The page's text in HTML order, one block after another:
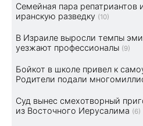
Семейная пара репатриантов
иранскую разведку (10)
В Израиле выросли темпы
уезжают профессионалы (9)
Бойкот в школе привел к
Родители подали
Суд вынес смехотворный
из Восточного Иерусалима (6)